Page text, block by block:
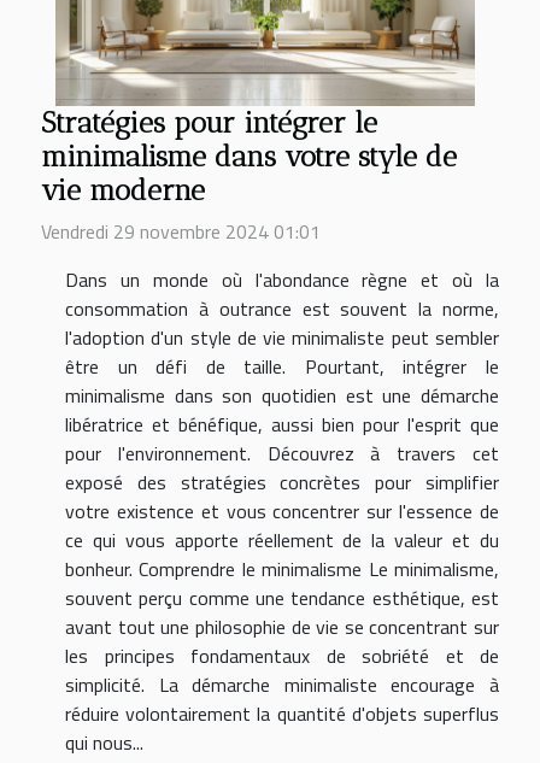
Stratégies pour intégrer le
minimalisme dans votre style de
vie moderne
Vendredi 29 novembre 2024 01:01
Dans un monde où l'abondance règne et où la
consommation à outrance est souvent la norme,
l'adoption d'un style de vie minimaliste peut sembler
être un défi de taille. Pourtant, intégrer le
minimalisme dans son quotidien est une démarche
libératrice et bénéfique, aussi bien pour l'esprit que
pour l'environnement. Découvrez à travers cet
exposé des stratégies concrètes pour simplifier
votre existence et vous concentrer sur l'essence de
ce qui vous apporte réellement de la valeur et du
bonheur. Comprendre le minimalisme Le minimalisme,
souvent perçu comme une tendance esthétique, est
avant tout une philosophie de vie se concentrant sur
les principes fondamentaux de sobriété et de
simplicité. La démarche minimaliste encourage à
réduire volontairement la quantité d'objets superflus
qui nous...